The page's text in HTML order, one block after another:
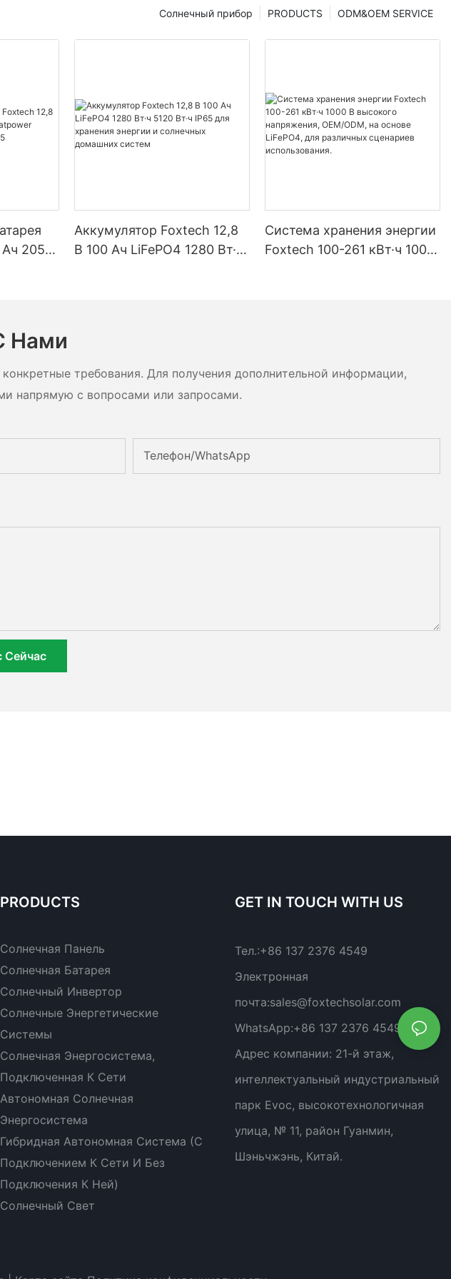
ODM&OEM SERVICE
PRODUCTS
Солнечный прибор
205
Аккумулятор Foxtech 12,8
В 100 Ач LiFePO4 1280 Вт·ч
Система хранения энергии
Foxtech 100-261 кВт·ч 1000
Нами
требования. Для получения дополнительной информации,
напрямую с вопросами или запросами.
Телефон/WhatsApp
Сейчас
PRODUCTS
Солнечная Панель
Солнечная Батарея
Солнечный Инвертор
Солнечные Энергетические
Системы
Солнечная Энергосистема,
Подключенная К Сети
Автономная Солнечная
Энергосистема
Гибридная Автономная Система (с
Подключением К Сети И Без
Подключения К Ней)
Солнечный Свет
GET IN TOUCH WITH US
Тел.:+86 137 2376 4549
Электронная
почта:sales@foxtechsolar.com
WhatsApp:+86 137 2376 4549
Адрес компании: 21-й этаж,
интеллектуальный индустриальный
парк Evoc, высокотехнологичная
улица, № 11, район Гуанмин,
Шэньчжэнь, Китай.